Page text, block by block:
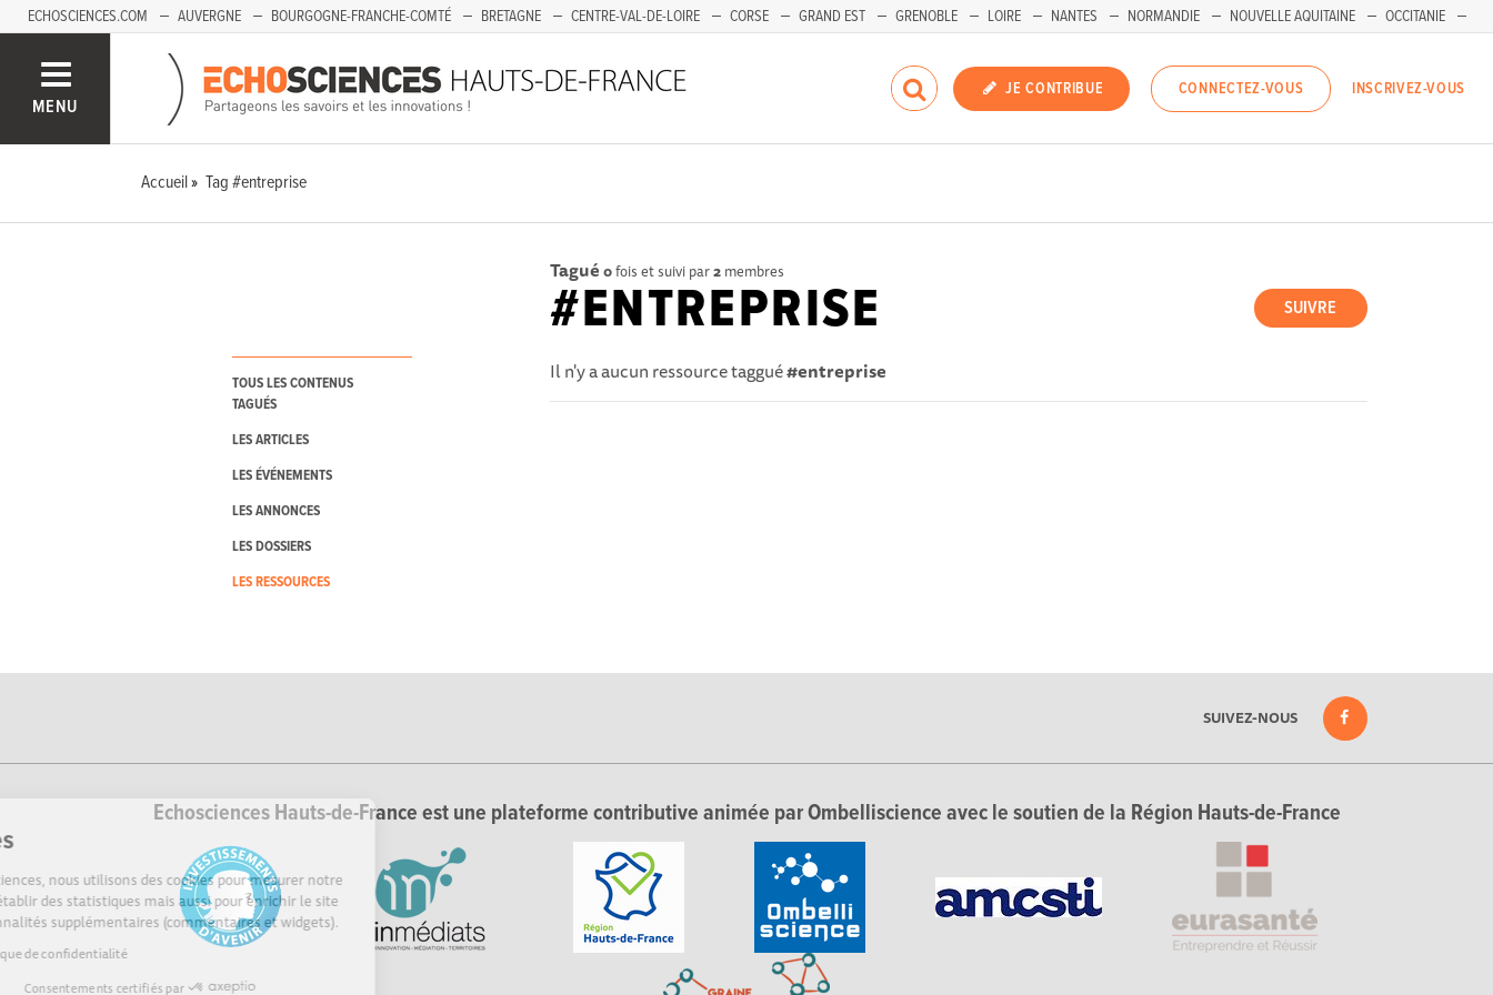
Sur Echosciences, nous utilisons des cookies pour mesurer notre
audience, établir des statistiques mais aussi pour enrichir le site
de fonctionnalités supplémentaires (commentaires et widgets).
Lire la politique de confidentialité
Consentements certifiés par
ECHOSCIENCES.COM AUVERGNE BOURGOGNE-FRANCHE-COMTÉ BRETAGNE CENTRE-VAL-DE-LOIRE CORSE GRAND EST GRENOBLE LOIRE NANTES NORMANDIE NOUVELLE AQUITAINE
OCCITANIE
SAVOIE MONT-BLANC
MENU
JE CONTRIBUE CONNECTEZ-VOUS INSCRIVEZ-VOUS
Accueil Tag #entreprise
TOUS LES CONTENUS
TAGUÉS
LES ARTICLES
LES ÉVÉNEMENTS
LES ANNONCES
LES DOSSIERS
LES RESSOURCES
Tagué 0fois et suivi par2 membres
SUIVRE
#ENTREPRISE
Il n'y a aucun ressource taggué#entreprise
SUIVEZ-NOUS
Echosciences Hauts-de-France est une plateforme contributive animée par Ombelliscience avec le soutien de la Région Hauts-de-France